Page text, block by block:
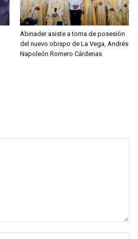
Abinader asiste a toma de posesión
del nuevo obispo de La Vega, Andrés
Napoleón Romero Cárdenas